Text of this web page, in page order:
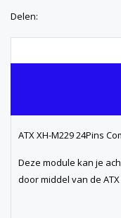
Delen:
ATX XH-M229 24Pins
Deze module kan je
door middel van de